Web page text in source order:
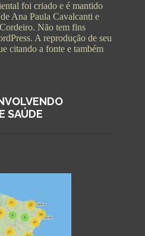
foi criado e é mantido
Ana Paula Cavalcanti e
Não tem fins
A reprodução de seu
citando a fonte e também
SAÚDE